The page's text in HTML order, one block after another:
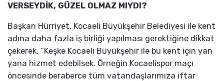
VERSEYDİK, GÜZEL OLMAZ MIYDI?
Başkan Hürriyet, Kocaeli Büyükşehir Belediyesi ile kent
adına daha fazla iş birliği yapılması gerektiğine dikkat
çekerek, “Keşke Kocaeli Büyükşehir ile bu kent için yan
yana hizmet edebilsek. Örneğin Kocaelispor maçı
öncesinde beraberce tüm vatandaşlarımıza iftar